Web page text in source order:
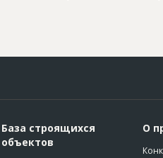
База строящихся
объектов
О